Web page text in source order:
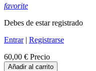
favorite
Debes de estar registrado
Entrar| Registrarse
60,00 € Precio
Añadir al carrito